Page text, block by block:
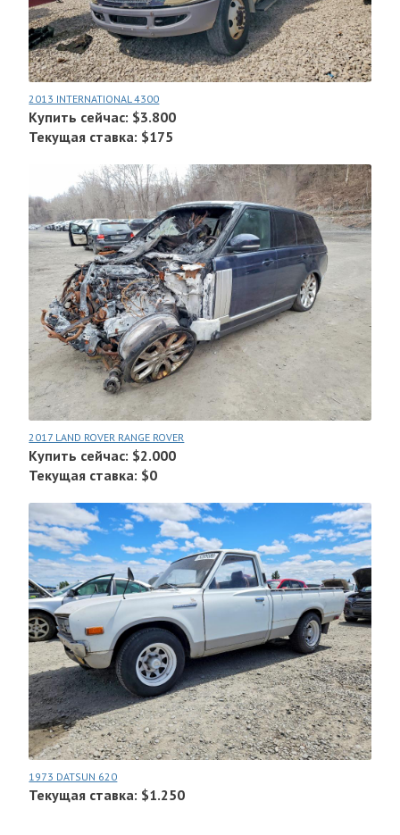
2013 INTERNATIONAL 4300
Купить сейчас: $3.800
Текущая ставка: $175
2017 LAND ROVER RANGE ROVER
Купить сейчас: $2.000
Текущая ставка: $0
1973 DATSUN 620
Текущая ставка: $1.250